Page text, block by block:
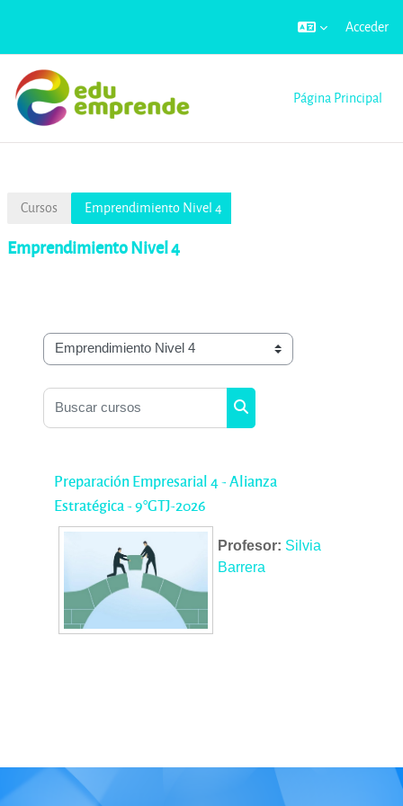
Acceder
Página Principal
Cursos Emprendimiento Nivel 4
Emprendimiento Nivel 4
Categorías
Buscar cursos
Buscar cursos
Preparación Empresarial 4 - Alianza
Estratégica - 9°GTJ-2026
Profesor: Silvia
Barrera